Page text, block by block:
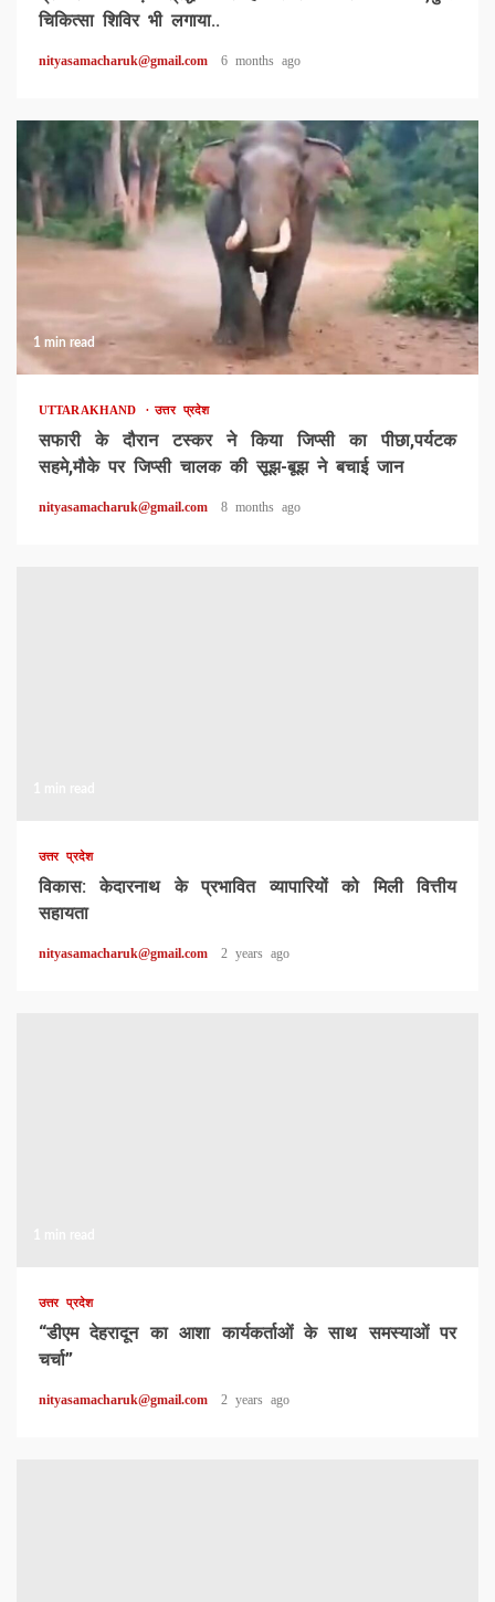
चिकित्सा शिविर भी लगाया..
nityasamacharuk@gmail.com 6 months ago
1 min read
UTTARAKHAND उत्तर प्रदेश
सफारी के दौरान टस्कर ने किया जिप्सी का पीछा,पर्यटक
सहमे,मौके पर जिप्सी चालक की सूझ-बूझ ने बचाई जान
nityasamacharuk@gmail.com 8 months ago
उत्तर प्रदेश
विकास: केदारनाथ के प्रभावित व्यापारियों को मिली वित्तीय
सहायता
nityasamacharuk@gmail.com 2 years ago
उत्तर प्रदेश
“डीएम देहरादून का आशा कार्यकर्ताओं के साथ समस्याओं पर
चर्चा”
nityasamacharuk@gmail.com 2 years ago